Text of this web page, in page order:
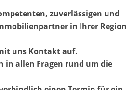
zuverlässigen und
in Ihrer Region
uns Kontakt auf.
in allen Fragen rund um die